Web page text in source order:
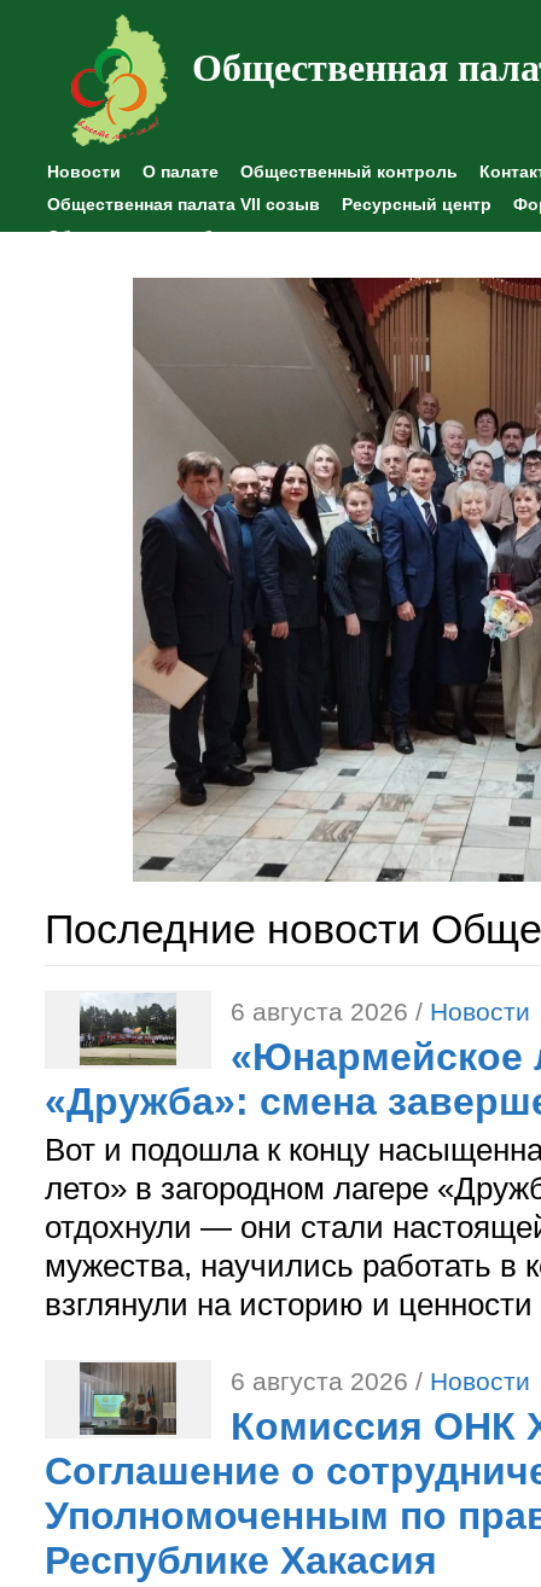
Общественная
Новости О палате Общественный контроль
Общественная палата VII созыв
Ресурсный центр
Общественные наблюдения
Последние новости
6 августа 2026 / Новости
«Юнармейское
«Дружба»: смена
Вот и подошла к концу
лето» в загородном лагере
отдохнули — они стали
мужества, научились работать в
взглянули на историю и
6 августа 2026 / Новости
Комиссия ОНК
Соглашение о
Уполномоченным по
Республике Хакасия